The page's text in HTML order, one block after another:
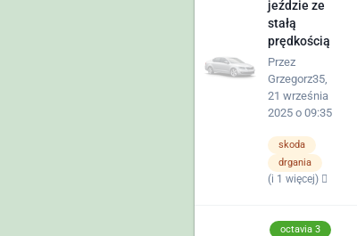
jeździe ze
stałą
prędkością
Przez
Grzegorz35,
21 września
2025 o 09:35
skoda
drgania
(i 1 więcej)
octavia 3